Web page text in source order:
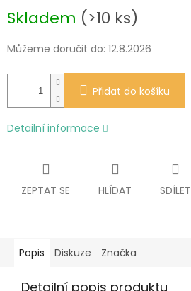
cena:
Skladem (>10 ks)
Můžeme doručit do: 12.8.2026
Přidat do košíku
Detailní informace
ZEPTAT SE HLÍDAT SDÍLET
Popis Diskuze Značka
Detailní popis produktu